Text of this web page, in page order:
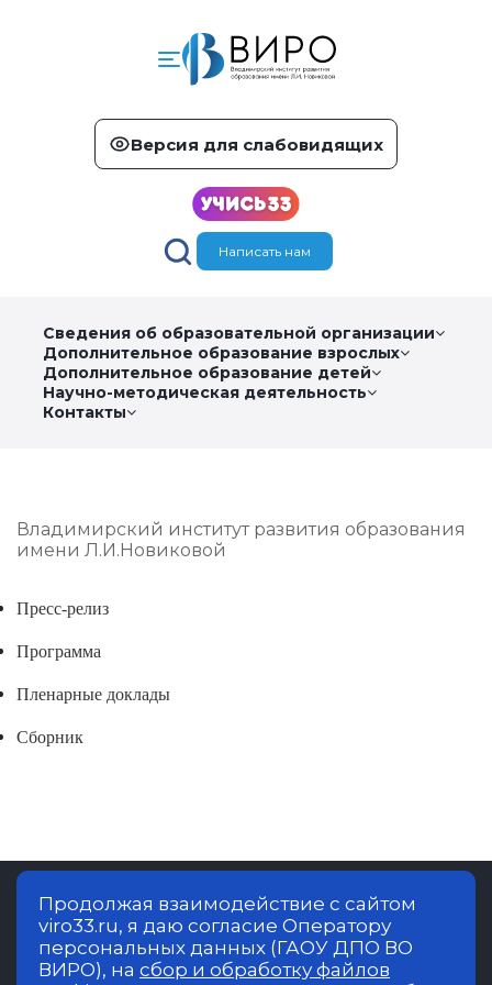
Версия для слабовидящих
Написать нам
Сведения об образовательной организации
Дополнительное образование взрослых
Дополнительное образование детей
Научно-методическая деятельность
Контакты
Владимирский институт развития образования
имени Л.И.Новиковой
Пресс-релиз
Программа
Пленарные доклады
Сборник
Владимирский институт развития
образования имени Л.И.Новиковой.
Продолжая взаимодействие с сайтом
viro33.ru, я даю согласие Оператору
персональных данных (ГАОУ ДПО ВО
ВИРО), на сбор и обработку файлов